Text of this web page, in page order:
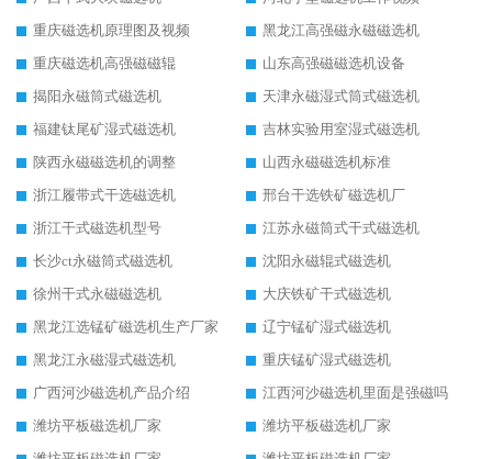
重庆磁选机原理图及视频
黑龙江高强磁永磁磁选机
重庆磁选机高强磁磁辊
山东高强磁磁选机设备
揭阳永磁筒式磁选机
天津永磁湿式筒式磁选机
福建钛尾矿湿式磁选机
吉林实验用室湿式磁选机
陕西永磁磁选机的调整
山西永磁磁选机标准
浙江履带式干选磁选机
邢台干选铁矿磁选机厂
浙江干式磁选机型号
江苏永磁筒式干式磁选机
长沙ct永磁筒式磁选机
沈阳永磁辊式磁选机
徐州干式永磁磁选机
大庆铁矿干式磁选机
黑龙江选锰矿磁选机生产厂家
辽宁锰矿湿式磁选机
黑龙江永磁湿式磁选机
重庆锰矿湿式磁选机
广西河沙磁选机产品介绍
江西河沙磁选机里面是强磁吗
潍坊平板磁选机厂家
潍坊平板磁选机厂家